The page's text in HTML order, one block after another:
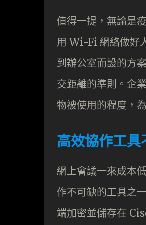
值得一提，無論是
用 Wi-Fi 網絡做好
到辦公室而設的方
交距離的準則。企
物被使用的程度，
高效協作工具
網上會議一來成本
作不可缺的工具之
端加密並儲存在